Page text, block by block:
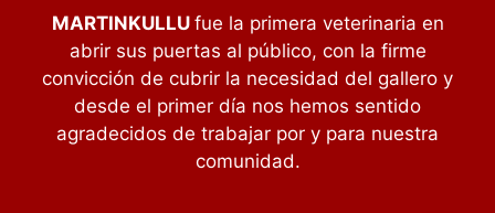
MARTINKULLU fue la primera veterinaria en
abrir sus puertas al público, con la firme
convicción de cubrir la necesidad del gallero y
desde el primer día nos hemos sentido
agradecidos de trabajar por y para nuestra
comunidad.